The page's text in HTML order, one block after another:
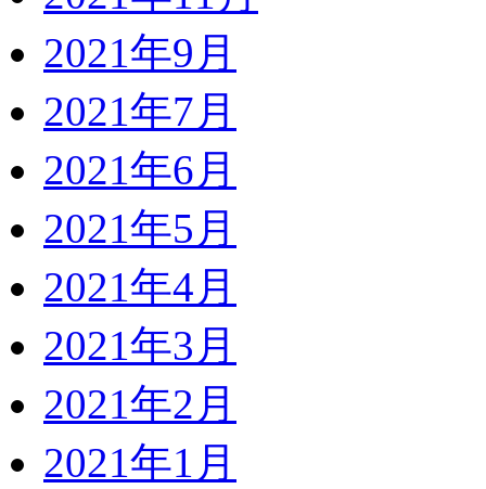
2021年9月
2021年7月
2021年6月
2021年5月
2021年4月
2021年3月
2021年2月
2021年1月